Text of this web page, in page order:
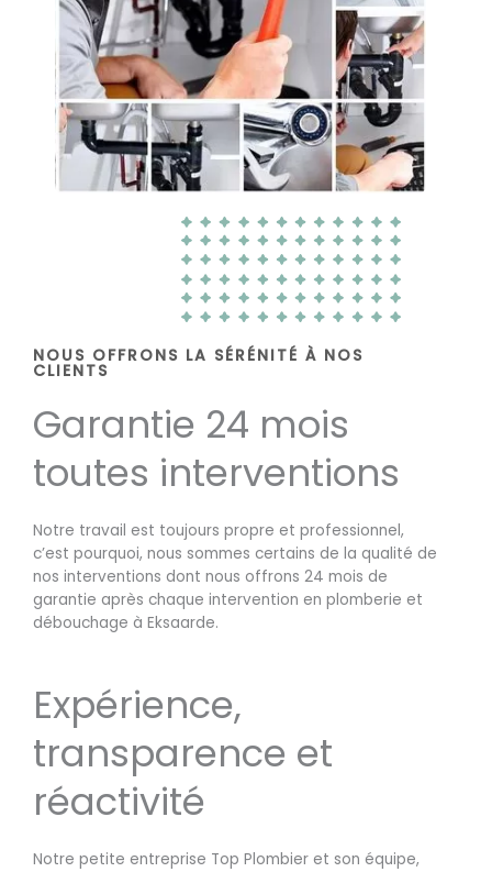
NOUS OFFRONS LA SÉRÉNITÉ À NOS
CLIENTS
Garantie 24 mois
toutes interventions
Notre travail est toujours propre et professionnel,
c’est pourquoi, nous sommes certains de la qualité de
nos interventions dont nous offrons 24 mois de
garantie après chaque intervention en plomberie et
débouchage à Eksaarde.
Expérience,
transparence et
réactivité
Notre petite entreprise Top Plombier et son équipe,